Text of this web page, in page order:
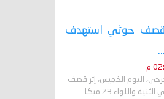
قصف حوثي استهدف
اليوم الخميس، إثر قصف
شنته جماعة الحوثي استهدف معسكري الثنية واللواء 23 ميكا